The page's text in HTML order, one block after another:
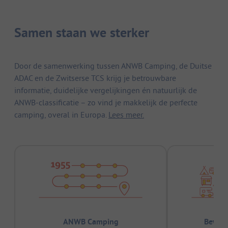
Samen staan we sterker
Door de samenwerking tussen ANWB Camping, de Duitse
ADAC en de Zwitserse TCS krijg je betrouwbare
informatie, duidelijke vergelijkingen én natuurlijk de
ANWB-classificatie – zo vind je makkelijk de perfecte
camping, overal in Europa. Lees meer.
ANWB Camping